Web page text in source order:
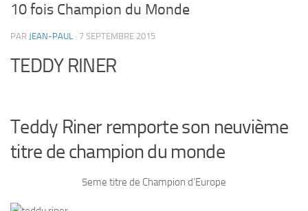
10 fois Champion du Monde
PAR JEAN-PAUL · 7 SEPTEMBRE 2015
TEDDY RINER
Teddy Riner remporte son neuvième
titre de champion du monde
5eme titre de Champion d’Europe